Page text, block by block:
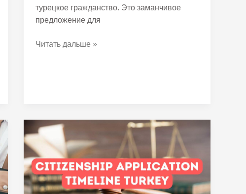
турецкое гражданство. Это заманчивое
предложение для
Читать дальше »
Срок
подачи
заявления
на
получение